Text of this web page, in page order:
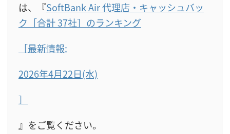
は、『SoftBank Air 代理店・キャッシュバッ
ク［合計 37社］のランキング
［最新情報:
2026年4月22日(水)
］
』をご覧ください。